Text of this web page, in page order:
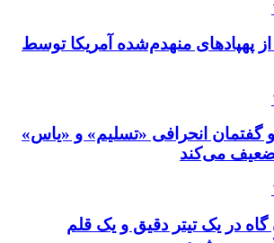
پهپادهای منهدم‌شده آمریکا توسط
گفتمان انحرافی «تسلیم» و «یاس»
می‌کند
گاه در یک تیتر دقیق و یک قلم